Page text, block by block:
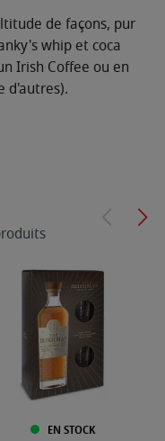
de façons, pur
whip et coca
Irish Coffee ou en
d'autres).
EN STOCK